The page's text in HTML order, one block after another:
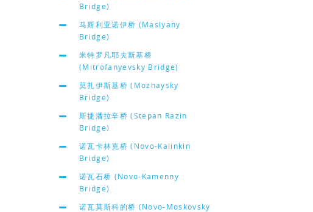
Bridge)
马斯利亚诺伊桥 (Maslyany
Bridge)
米特罗凡耶夫斯基桥
(Mitrofanyevsky Bridge)
莫扎伊斯基桥 (Mozhaysky
Bridge)
斯捷潘拉辛桥 (Stepan Razin
Bridge)
诺瓦卡林克桥 (Novo-Kalinkin
Bridge)
诺瓦石桥 (Novo-Kamenny
Bridge)
诺瓦莫斯科的桥 (Novo-Moskovsky